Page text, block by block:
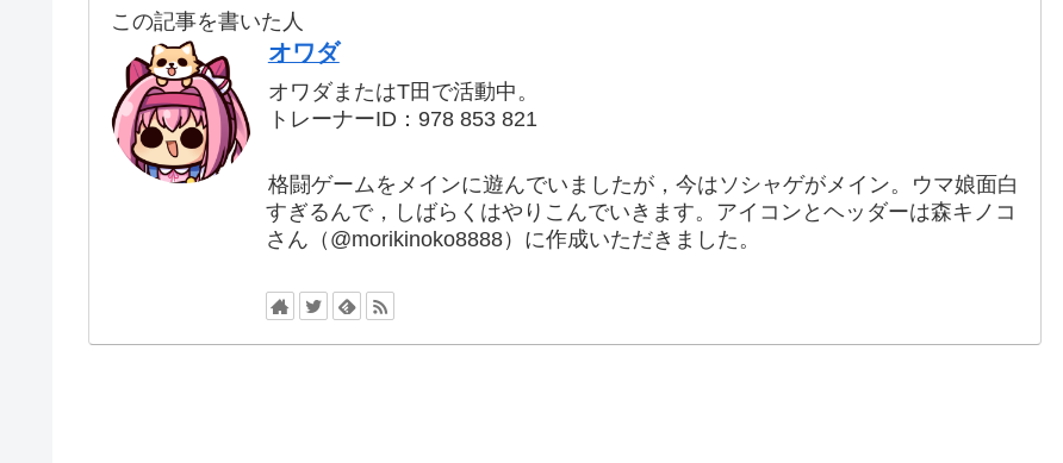
この記事を書いた人
オワダ
オワダまたはT田で活動中。
トレーナーID：978 853 821
格闘ゲームをメインに遊んでいましたが，今はソシャゲがメイン。ウマ娘面白
すぎるんで，しばらくはやりこんでいきます。アイコンとヘッダーは森キノコ
さん（@morikinoko8888）に作成いただきました。